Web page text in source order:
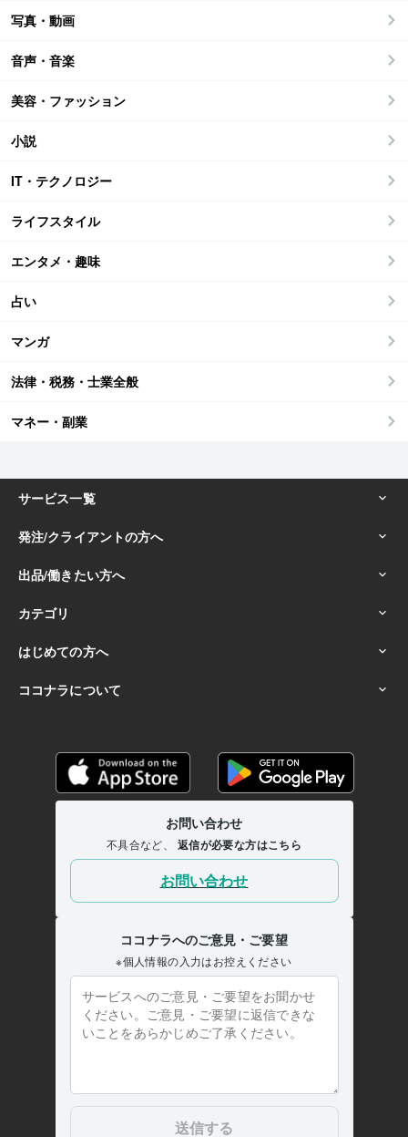
写真・動画
音声・音楽
美容・ファッション
小説
IT・テクノロジー
ライフスタイル
エンタメ・趣味
占い
マンガ
法律・税務・士業全般
マネー・副業